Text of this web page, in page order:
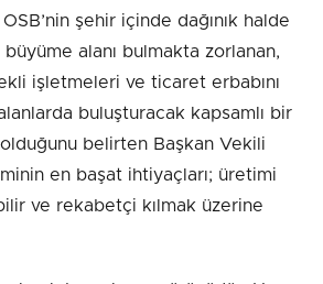
şehir içinde dağınık halde
alanı bulmakta zorlanan,
işletmeleri ve ticaret erbabını
buluşturacak kapsamlı bir
olduğunu belirten Başkan Vekili
en başat ihtiyaçları; üretimi
ve rekabetçi kılmak üzerine